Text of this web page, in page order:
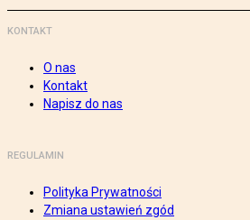
KONTAKT
O nas
Kontakt
Napisz do nas
REGULAMIN
Polityka Prywatności
Zmiana ustawień zgód